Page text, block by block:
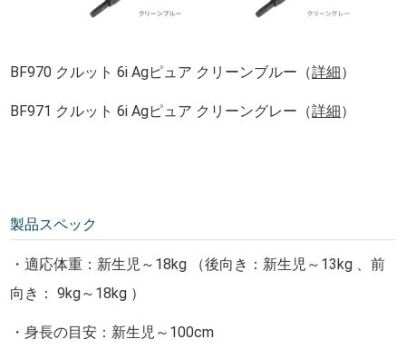
BF970 クルット 6i Agピュア クリーンブルー（詳細）
BF971 クルット 6i Agピュア クリーングレー（詳細）
製品スペック
・適応体重：新生児～18kg （後向き：新生児～13kg 、前
向き： 9kg～18kg ）
・身長の目安：新生児～100cm